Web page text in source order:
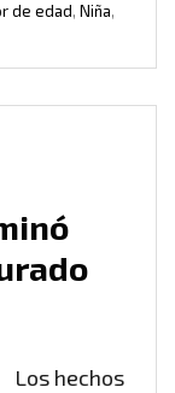
de edad, Niña,
Los hechos